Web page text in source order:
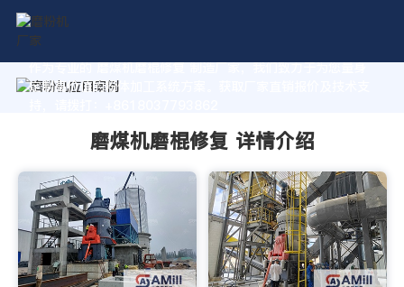
作为专业的 磨煤机磨棍修复 制造厂家，我们致力于为您量身
定制高价值的粉体加工系统方案。获取厂家直销报价及技术支
磨煤机磨棍修复 详情介绍